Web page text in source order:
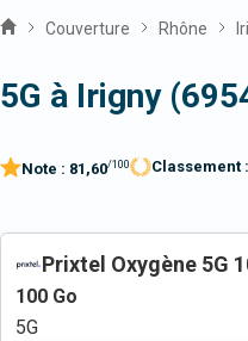
Couverture Rhône
5G à Irigny
Note : 81,60/100 Classement :
Prixtel Oxygène 5G
100 Go
5G